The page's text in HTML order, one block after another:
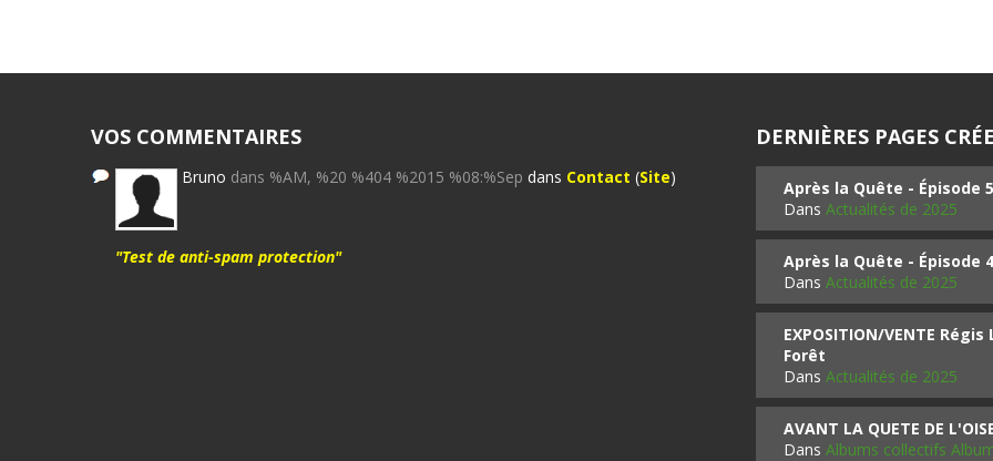
VOS COMMENTAIRES
Bruno dans %AM, %20 %404 %2015 %08:%Sep dans Contact (Site)
"Test de anti-spam protection"
DERNIÈRES PAGES
Après la Quête - Épisode 5
Dans Actualités de 2025
Après la Quête - Épisode 4
Dans Actualités de 2025
EXPOSITION/VENTE
Forêt
Dans Actualités de 2025
AVANT LA QUETE DE
Dans Albums collectifs